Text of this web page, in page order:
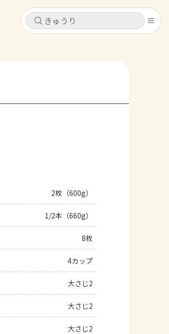
キャンセル
トーク
よくあるお問い合わせ
お買い物
キャンセル
2枚（600g）
1/2本（660g）
8枚
4カップ
大さじ2
大さじ2
大さじ2